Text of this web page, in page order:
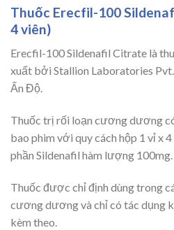
Thuốc Erecfil-100
4 viên)
Erecfil-100 Sildenafil Citrate là
xuất bởi Stallion Laboratories
Ấn Độ.
Thuốc trị rối loạn cương dương
bao phim với quy cách hộp 1 vỉ x
phần Sildenafil hàm lượng 100mg.
Thuốc được chỉ định dùng trong
cương dương và chỉ có tác dụng
kèm theo.